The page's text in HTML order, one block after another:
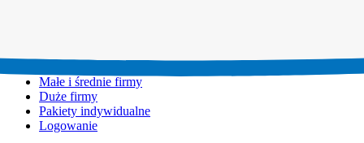
Małe i średnie firmy
Duże firmy
Pakiety indywidualne
Logowanie